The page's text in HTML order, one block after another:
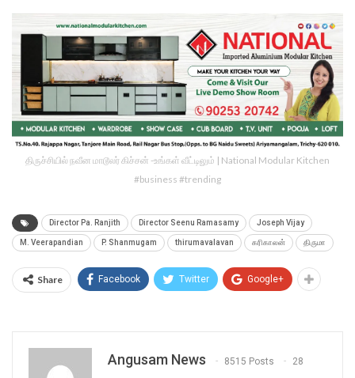
திருச்சியில் நவீன மாடூலர் கிச்சன் -உங்கள் வீட்டிலும் | National Modular Kitchen
#business #trending
Director Pa. Ranjith Director Seenu Ramasamy Joseph Vijay
M. Veerapandian P. Shanmugam thirumavalavan கரிகாலன் திருமா
Share Facebook Twitter Google+
Angusam News 8515 Posts 28